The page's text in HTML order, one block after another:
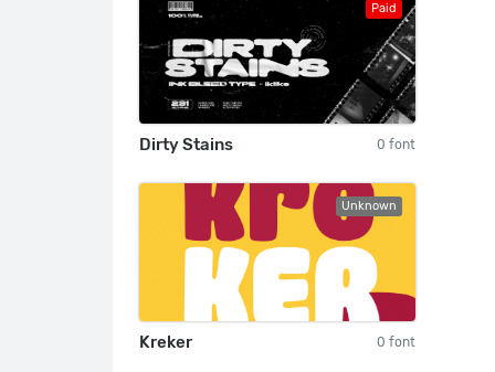
Paid
Dirty Stains 0 font
Unknown
Kreker 0 font